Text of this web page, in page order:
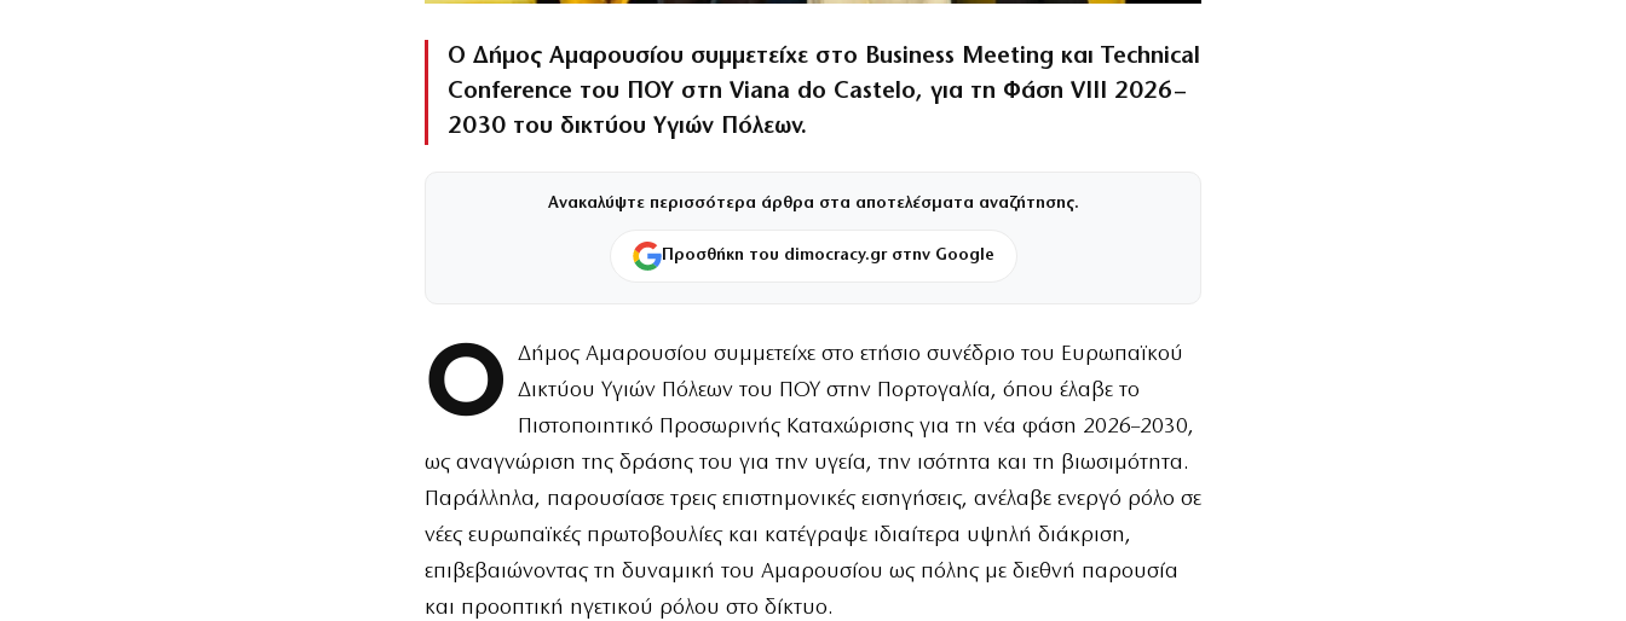
Ο Δήμος Αμαρουσίου συμμετείχε στο Business Meeting και Technical
Conference του ΠΟΥ στη Viana do Castelo, για τη Φάση VIII 2026–
2030 του δικτύου Υγιών Πόλεων.
Ανακαλύψτε περισσότερα άρθρα στα αποτελέσματα αναζήτησης.
Προσθήκη του dimocracy.gr στην Google
Ο
Δήμος Αμαρουσίου συμμετείχε στο ετήσιο συνέδριο του Ευρωπαϊκού
Δικτύου Υγιών Πόλεων του ΠΟΥ στην Πορτογαλία, όπου έλαβε το
Πιστοποιητικό Προσωρινής Καταχώρισης για τη νέα φάση 2026–2030,
ως αναγνώριση της δράσης του για την υγεία, την ισότητα και τη βιωσιμότητα.
Παράλληλα, παρουσίασε τρεις επιστημονικές εισηγήσεις, ανέλαβε ενεργό ρόλο σε
νέες ευρωπαϊκές πρωτοβουλίες και κατέγραψε ιδιαίτερα υψηλή διάκριση,
επιβεβαιώνοντας τη δυναμική του Αμαρουσίου ως πόλης με διεθνή παρουσία
και προοπτική ηγετικού ρόλου στο δίκτυο.